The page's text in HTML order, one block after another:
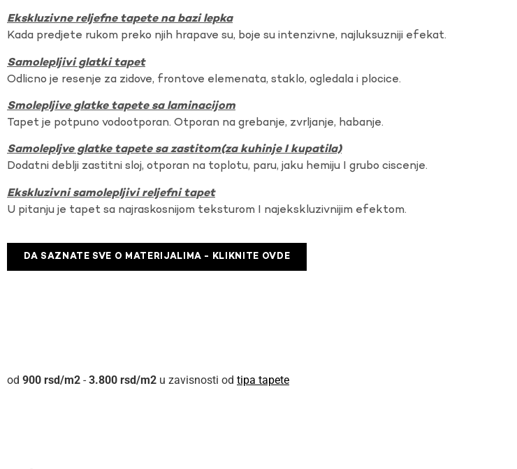
Ekskluzivne reljefne tapete na bazi lepka
Kada predjete rukom preko njih hrapave su, boje su intenzivne, najluksuzniji efekat.
Samolepljivi glatki tapet
Odlicno je resenje za zidove, frontove elemenata, staklo, ogledala i plocice.
Smolepljive glatke tapete sa laminacijom
Tapet je potpuno vodootporan. Otporan na grebanje, zvrljanje, habanje.
Samolepljve glatke tapete sa zastitom(za kuhinje I kupatila)
Dodatni deblji zastitni sloj, otporan na toplotu, paru, jaku hemiju I grubo ciscenje.
Ekskluzivni samolepljivi reljefni tapet
U pitanju je tapet sa najraskosnijom teksturom I najekskluzivnijim efektom.
DA SAZNATE SVE O MATERIJALIMA - KLIKNITE OVDE
900 rsd - 3.800 rsd u zavisnosti od tipa tapete